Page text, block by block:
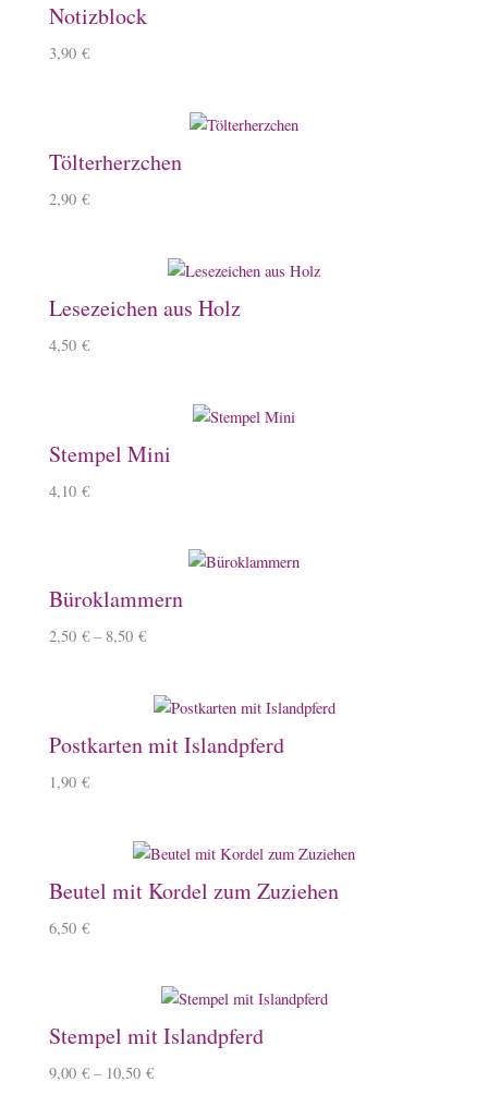
Notizblock
3,90 €
Tölterherzchen
2,90 €
Lesezeichen aus Holz
4,50 €
Stempel Mini
4,10 €
Büroklammern
2,50 € – 8,50 €
Postkarten mit Islandpferd
1,90 €
Beutel mit Kordel zum Zuziehen
6,50 €
Stempel mit Islandpferd
9,00 € – 10,50 €